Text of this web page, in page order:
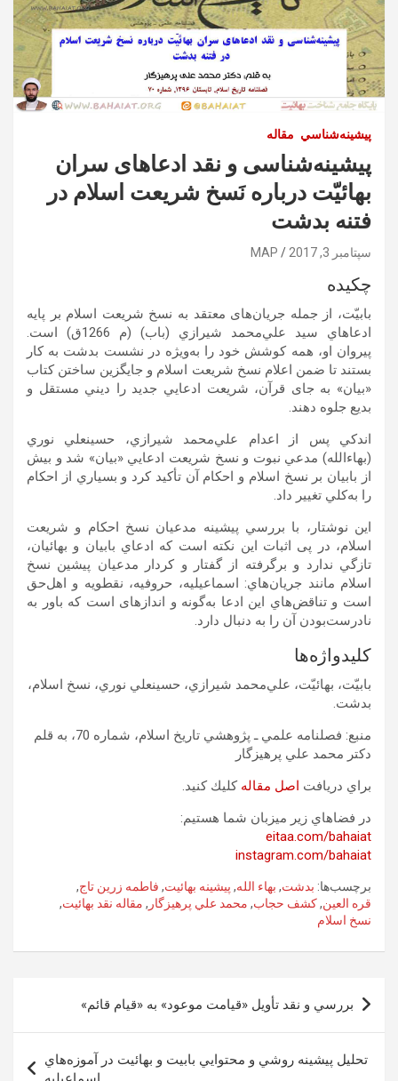
پيشينه‌شناسي مقاله
پیشینه‌شناسی و نقد ادعاهای سران
بهائیّت درباره نَسخ شریعت اسلام در
فتنه بدشت
سپتامبر 3, 2017 MAP
چكيده
بابیّت، از جمله جریان‌های معتقد به نسخ شريعت اسلام بر پایه
ادعاهاي سيد علي‌محمد شيرازي (باب) (م 1266ق) است.
پیروان او، همه کوشش خود را به‌ویژه در نشست بدشت به کار
بستند تا ضمن اعلام نسخ شریعت اسلام و جایگزین ساختن کتاب
«بیان» به جای قرآن، شريعت ادعايي جدید را ديني مستقل و
بديع جلوه دهند.
اندکي پس از اعدام علي‌محمد شيرازي، حسين­علي نوري
(بهاء‌الله) مدعي نبوت و نسخ شريعت ادعايي «بيان» شد و بيش
از بابيان بر نسخ اسلام و احکام آن تأکيد کرد و بسياري از احکام
را به‌کلي تغيير داد.
اين نوشتار، با بررسي پيشينه مدعيان نسخ احکام و شريعت
اسلام، در پی اثبات این نکته است که ادعاي بابيان و بهائيان،
تازگي ندارد و برگرفته از گفتار و کردار مدعيان پيشين نسخ
اسلام مانند جريان‌هاي: اسماعيليه، حروفيه، نقطويه و اهل‌حق
است و تناقض‌هاي این ادعا به‌گونه­ و اندازه­ای است که باور به
نادرست‌بودن آن را به دنبال دارد.
کلیدواژه‌ها
بابیّت، بهائیّت، علي‌محمد شيرازي، حسين­علي نوري، نسخ اسلام،
بدشت.
منبع: فصلنامه علمي ـ پژوهشي تاريخ اسلام، شماره 70، به قلم
دكتر محمد علي پرهيزگار
براي دريافت اصل مقاله كليك كنيد.
در فضاهاي زير ميزبان شما هستيم:
eitaa.com/bahaiat
instagram.com/bahaiat
برچسب‌ها: بدشت, بهاء الله, پيشينه بهائيت, فاطمه زرين تاج,
قره العين,كشف حجاب, محمد علي پرهيزگار , مقاله نقد بهائيت,
نسخ اسلام
راهبری
نوشته
بررسي و نقد تأويل «قيامت موعود» به «قيام قائم»
تحليل پيشينه روشي و محتوايي بابيت و بهائيت در آموزه‌هاي